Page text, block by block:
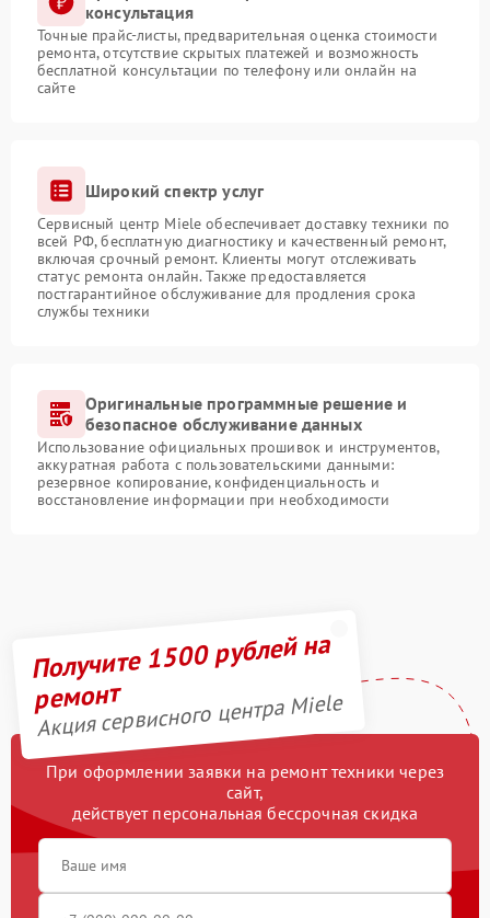
консультация
Точные прайс-листы, предварительная оценка стоимости
ремонта, отсутствие скрытых платежей и возможность
бесплатной консультации по телефону или онлайн на
сайте
Широкий спектр услуг
Сервисный центр Miele обеспечивает доставку техники по
всей РФ, бесплатную диагностику и качественный ремонт,
включая срочный ремонт. Клиенты могут отслеживать
статус ремонта онлайн. Также предоставляется
постгарантийное обслуживание для продления срока
службы техники
Оригинальные программные решение и
безопасное обслуживание данных
Использование официальных прошивок и инструментов,
аккуратная работа с пользовательскими данными:
резервное копирование, конфиденциальность и
восстановление информации при необходимости
Получите 1500 рублей на
ремонт
Акция сервисного центра Miele
При оформлении заявки на ремонт техники через
сайт,
действует персональная бессрочная скидка